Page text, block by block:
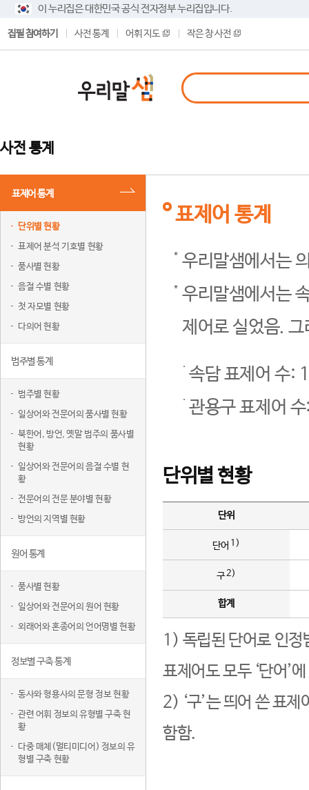
이 누리집은 대한민국 공식 전자정부 누리집입니다.
집필 참여하기 사전 통계 어휘 지도 작은 창 사전
사전 통계
표제어 통계
단위별 현황
표제어 분석 기호별 현황
품사별 현황
음절 수별 현황
첫 자모별 현황
다의어 현황
범주별 통계
범주별 현황
일상어와 전문어의 품사별 현황
북한어, 방언, 옛말 범주의 품사별
현황
일상어와 전문어의 음절 수별 현
황
전문어의 전문 분야별 현황
방언의 지역별 현황
원어 통계
품사별 현황
일상어와 전문어의 원어 현황
외래어와 혼종어의 언어명별 현황
정보별 구축 통계
동사와 형용사의 문형 정보 현황
관련 어휘 정보의 유형별 구축 현
황
다중 매체(멀티미디어) 정보의 유
형별 구축 현황
표제어 통계
우리말샘에서는
우리말샘에서는
제어로 실었음.
속담 표제어 수:
관용구 표제어
단위별 현황
단위
단어 1)
구2)
합계
1) 독립된 단어로 인정
표제어도 모두 ‘단어’
2) ‘구’는 띄어 쓴 표
함함.